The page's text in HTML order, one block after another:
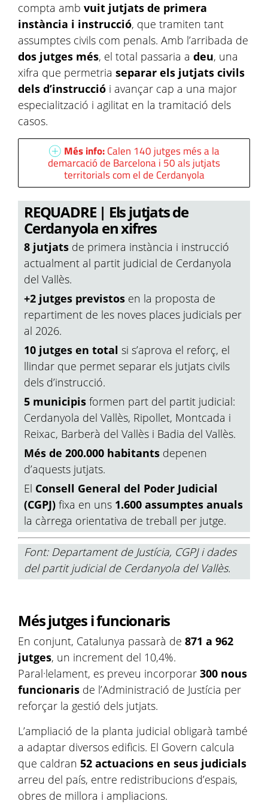
compta amb vuit jutjats de primera
instància i instrucció, que tramiten tant
assumptes civils com penals. Amb l’arribada de
dos jutges més, el total passaria a deu, una
xifra que permetria separar els jutjats civils
dels d’instrucció i avançar cap a una major
especialització i agilitat en la tramitació dels
casos.
Més info:Calen 140 jutges més a la
demarcació de Barcelona i 50 als jutjats
territorials com el de Cerdanyola
REQUADRE | Els jutjats de
Cerdanyola en xifres
8 jutjats de primera instància i instrucció
actualment al partit judicial de Cerdanyola
del Vallès.
+2 jutges previstos en la proposta de
repartiment de les noves places judicials per
al 2026.
10 jutges en total si s’aprova el reforç, el
llindar que permet separar els jutjats civils
dels d’instrucció.
5 municipis formen part del partit judicial:
Cerdanyola del Vallès, Ripollet, Montcada i
Reixac, Barberà del Vallès i Badia del Vallès.
Més de 200.000 habitants depenen
d’aquests jutjats.
El Consell General del Poder Judicial
(CGPJ) fixa en uns 1.600 assumptes anuals
la càrrega orientativa de treball per jutge.
Font: Departament de Justícia, CGPJ i dades
del partit judicial de Cerdanyola del Vallès.
Més jutges i funcionaris
En conjunt, Catalunya passarà de 871 a 962
jutges, un increment del 10,4%.
Paral·lelament, es preveu incorporar 300 nous
funcionaris de l’Administració de Justícia per
reforçar la gestió dels jutjats.
L’ampliació de la planta judicial obligarà també
a adaptar diversos edificis. El Govern calcula
que caldran 52 actuacions en seus judicials
arreu del país, entre redistribucions d’espais,
obres de millora i ampliacions.